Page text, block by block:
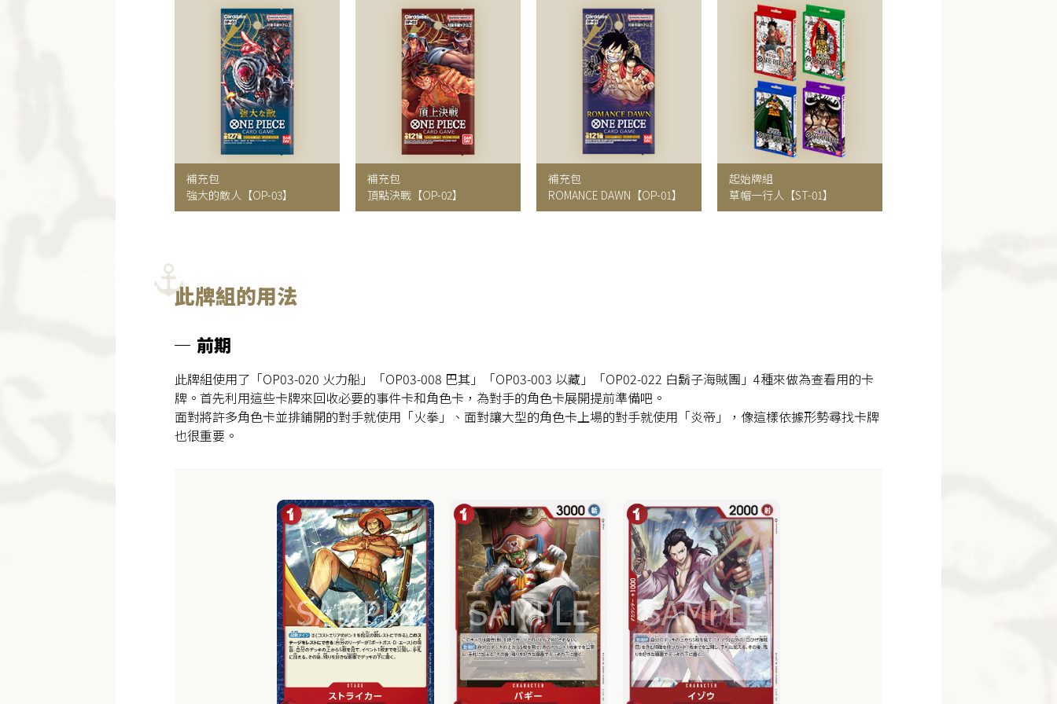
補充包
強大的敵人 【OP-03】
補充包
頂點決戰 【OP-02】
補充包
ROMANCE DAWN 【OP-01】
起始牌組
草帽一行人 【ST-01】
此牌組的用法
前期
此牌組使用了「OP03-020 火力船」「OP03-008 巴其」「OP03-003 以藏」「OP02-022 白鬍子海賊團」4種來做為查看用的卡
牌。首先利用這些卡牌來回收必要的事件卡和角色卡，為對手的角色卡展開提前準備吧。
面對將許多角色卡並排鋪開的對手就使用「火拳」、面對讓大型的角色卡上場的對手就使用「炎帝」，像這樣依據形勢尋找卡牌
也很重要。